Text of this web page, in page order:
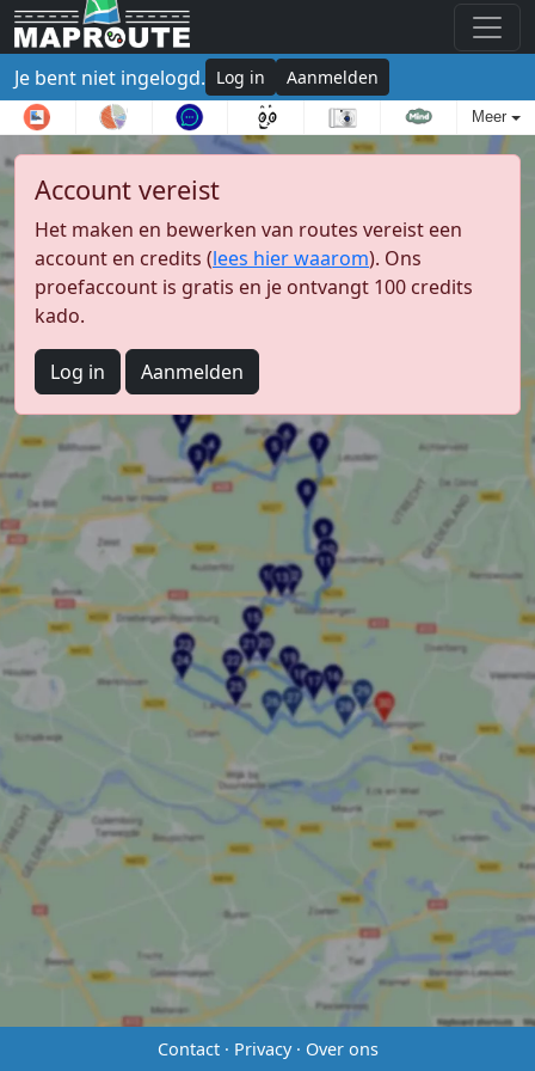
Je bent niet ingelogd. Log in Aanmelden
Meer
Account vereist
Het maken en bewerken van routes vereist een
account en credits (lees hier waarom). Ons
proefaccount is gratis en je ontvangt 100 credits
kado.
Log in Aanmelden
Contact· Privacy· Over ons